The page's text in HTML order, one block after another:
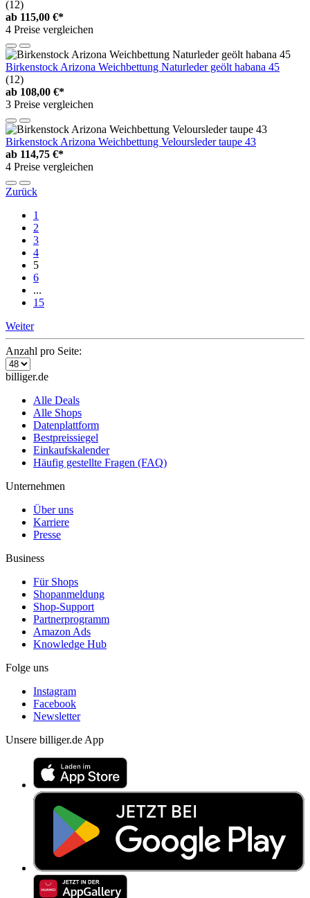
(12)
ab 115,00 €*
4 Preise vergleichen
Birkenstock Arizona Weichbettung Naturleder geölt habana 45
(12)
ab 108,00 €*
3 Preise vergleichen
Birkenstock Arizona Weichbettung Veloursleder taupe 43
ab 114,75 €*
4 Preise vergleichen
Zurück
1
2
3
4
5
6
...
15
Weiter
Anzahl pro Seite:
billiger.de
Alle Deals
Alle Shops
Datenplattform
Bestpreissiegel
Einkaufskalender
Häufig gestellte Fragen (FAQ)
Unternehmen
Über uns
Karriere
Presse
Business
Für Shops
Shopanmeldung
Shop-Support
Partnerprogramm
Amazon Ads
Knowledge Hub
Folge uns
Instagram
Facebook
Newsletter
Unsere billiger.de App